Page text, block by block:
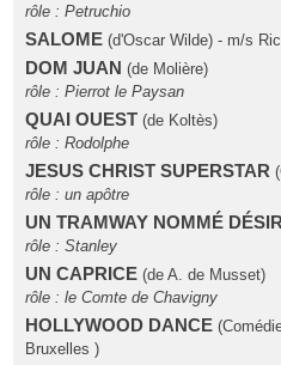
rôle : Petruchio
SALOME (d'Oscar Wilde) - m/s
DOM JUAN (de Molière)
rôle : Pierrot le Paysan
QUAI OUEST (de Koltès)
rôle : Rodolphe
JESUS CHRIST SUPERSTAR
rôle : un apôtre
UN TRAMWAY NOMMÉ
rôle : Stanley
UN CAPRICE (de A. de Musset)
rôle : le Comte de Chavigny
HOLLYWOOD DANCE
Bruxelles )